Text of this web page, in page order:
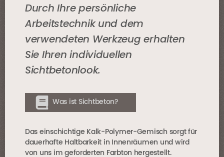
Durch Ihre persönliche
Arbeitstechnik und dem
verwendeten Werkzeug erhalten
Sie Ihren individuellen
Sichtbetonlook.
Was ist Sichtbeton?
Das einschichtige Kalk-Polymer-Gemisch sorgt für
dauerhafte Haltbarkeit in Innenräumen und wird
von uns im geforderten Farbton hergestellt.